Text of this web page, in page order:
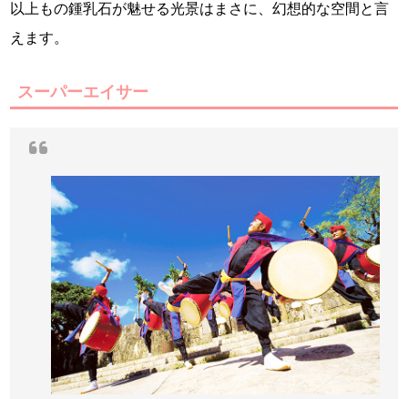
以上もの鍾乳石が魅せる光景はまさに、幻想的な空間と言
えます。
スーパーエイサー